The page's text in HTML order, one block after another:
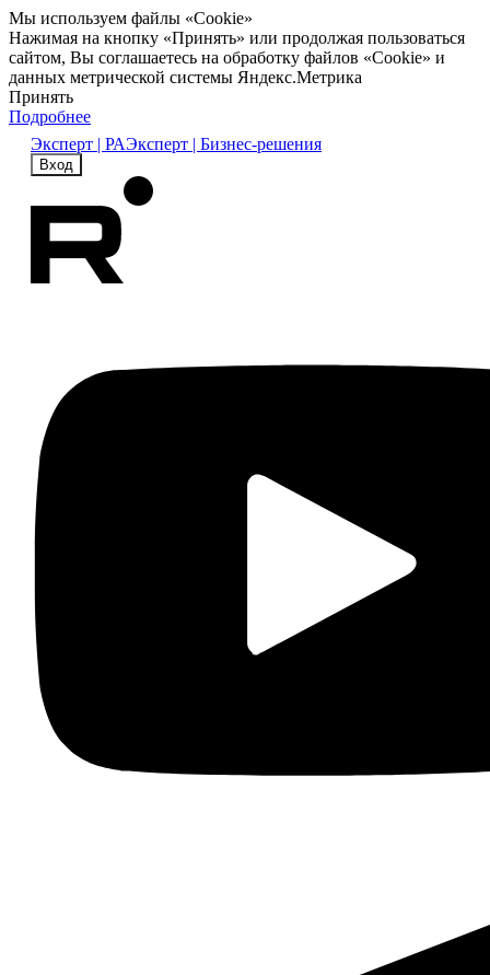
Мы используем файлы «Cookie»
Нажимая на кнопку «Принять» или продолжая пользоваться
сайтом, Вы соглашаетесь на обработку файлов «Cookie» и
данных метрической системы Яндекс.Метрика
Принять
Подробнее
Эксперт | РАЭксперт | Бизнес-решения
Вход